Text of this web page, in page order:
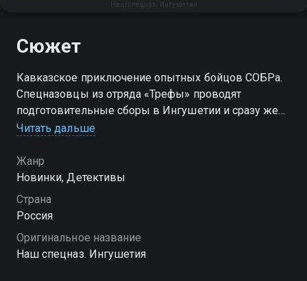
Наш спецназ. Ингушетия
Сюжет
Кавказское приключение опытных бойцов СОБРа.
Спецназовцы из отряда «Трефы» проводят
подготовительные сборы в Ингушетии и сразу же
сталкиваются с проблемами. Встречающий бойцов
протаранила экипаж патрульной службы и скрылась
в горах. Фомин и его команда сразу же
присоединяются к коллегам, чтобы помочь
остановить преступников.
Читать дальше
Жанр
Новинки, Детективы
Страна
Россия
Оригинальное название
Наш спецназ. Ингушетия